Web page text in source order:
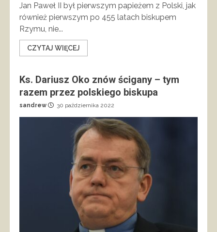
Jan Paweł II był pierwszym papieżem z Polski, jak
również pierwszym po 455 latach biskupem
Rzymu, nie...
CZYTAJ WIĘCEJ
Ks. Dariusz Oko znów ścigany – tym
razem przez polskiego biskupa
sandrew 30 października 2022